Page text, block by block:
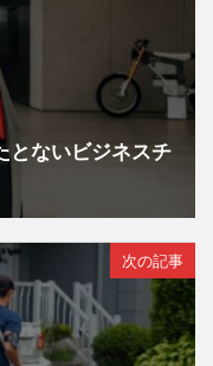
とないビジネスチ
次の記事